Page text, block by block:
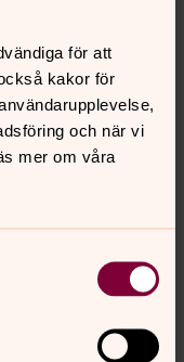
för att
kakor för
och när vi
mer om våra
35. Mån, tis, tors
13. OBS Stängt v.
tisdagar kl.
och du ser det